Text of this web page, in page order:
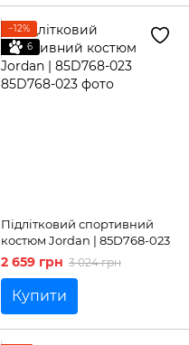
−12%
6
Підлітковий спортивний
костюм Jordan | 85D768-023
2 659 грн 3 024 грн
Купити